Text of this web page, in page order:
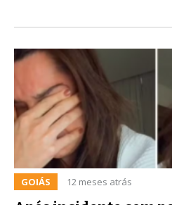
GOIÁS 12 meses atrás